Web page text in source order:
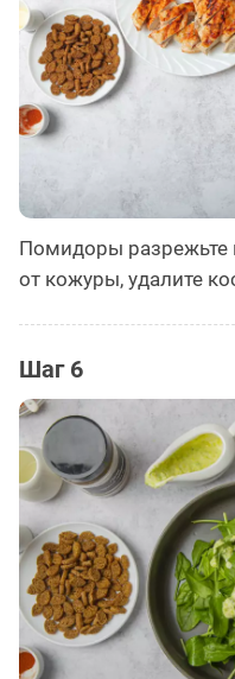
Помидоры разрежьте
от кожуры, удалите
Шаг 6